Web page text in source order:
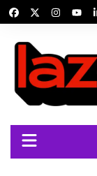
para
conteúdo